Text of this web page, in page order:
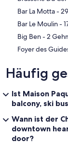
‪Bar
‪Big Ben -
Häufig
Ist Maison
balcony, ski
Wann ist der
downtown
door?